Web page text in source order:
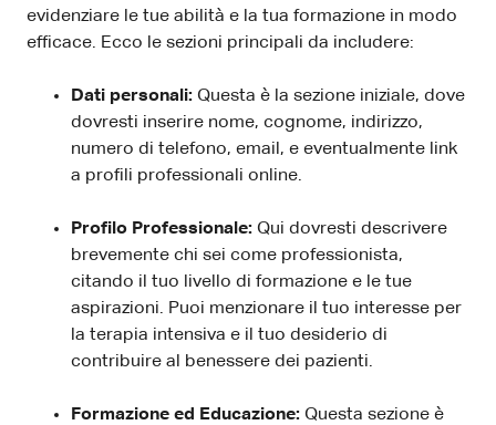
evidenziare le tue abilità e la tua formazione in modo
efficace. Ecco le sezioni principali da includere:
Dati personali: Questa è la sezione iniziale, dove
dovresti inserire nome, cognome, indirizzo,
numero di telefono, email, e eventualmente link
a profili professionali online.
Profilo Professionale: Qui dovresti descrivere
brevemente chi sei come professionista,
citando il tuo livello di formazione e le tue
aspirazioni. Puoi menzionare il tuo interesse per
la terapia intensiva e il tuo desiderio di
contribuire al benessere dei pazienti.
Formazione ed Educazione: Questa sezione è